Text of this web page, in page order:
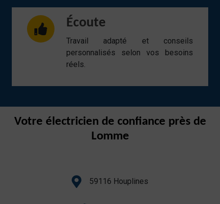
Écoute
Travail adapté et conseils
personnalisés selon vos besoins
réels.
Votre électricien de confiance près de
Lomme
59116 Houplines